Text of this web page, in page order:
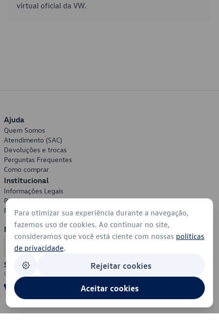
virtual oficial da VW.
Ajuda
Quem Somos
Atendimento (SAC)
Devoluções e trocas
Perguntas Frequentes
Como comprar
Institucional
Informações Legais
Política de Privacidade
Política de Cookies
Formas de Pagamento
Segurança
Para otimizar sua experiência durante a navegação,
fazemos uso de cookies. Ao continuar no site,
consideramos que você está ciente com nossas políticas
de privacidade.
Rejeitar cookies
Aceitar cookies